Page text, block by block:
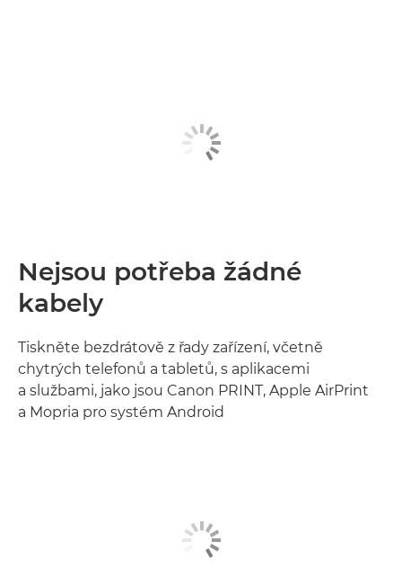
Nejsou potřeba žádné
kabely
Tiskněte bezdrátově z řady zařízení, včetně
chytrých telefonů a tabletů, s aplikacemi
a službami, jako jsou Canon PRINT, Apple AirPrint
a Mopria pro systém Android